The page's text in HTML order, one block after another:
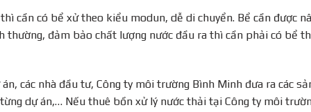
cần có bể xử theo kiểu modun, dễ di chuyển. Bể cần được
thường, đảm bảo chất lượng nước đầu ra thì cần phải có bể
các nhà đầu tư, Công ty môi trường Bình Minh đưa ra các
dự án,… Nếu thuê bồn xử lý nước thải tại Công ty môi